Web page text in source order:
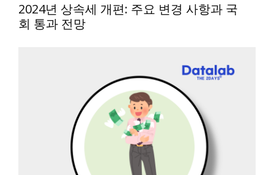
2024년 상속세 개편: 주요 변경 사항과 국
회 통과 전망